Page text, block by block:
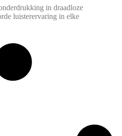
in draadloze
luisterervaring in elke